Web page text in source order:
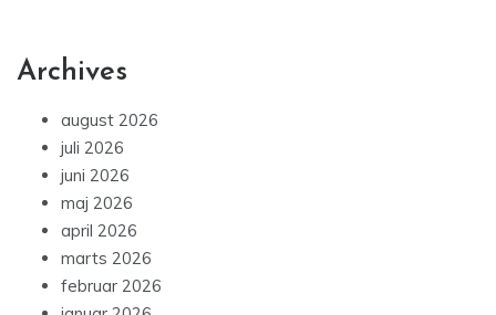
Archives
august 2026
juli 2026
juni 2026
maj 2026
april 2026
marts 2026
februar 2026